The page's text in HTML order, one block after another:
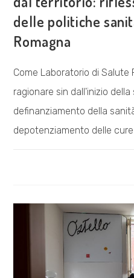
delle politiche
Romagna
Come Laboratorio di Salute
ragionare sin dall'inizio
definanziamento della
depotenziamento delle
DAL